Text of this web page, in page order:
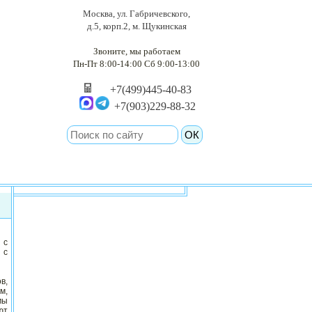
Москва, ул. Габричевского,
д.5, корп.2, м. Щукинская
Звоните, мы работаем
Пн-Пт 8:00-14:00 Сб 9:00-13:00
+7(499)445-40-83
+7(903)229-88-32
с
с